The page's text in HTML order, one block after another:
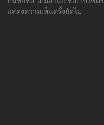
แสดงความเห็นครั้งถัดไป